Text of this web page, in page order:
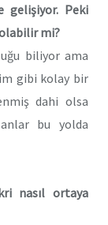
gelişiyor. Peki
mi?
biliyor ama
gibi kolay bir
dahi olsa
bu yolda
nasıl ortaya